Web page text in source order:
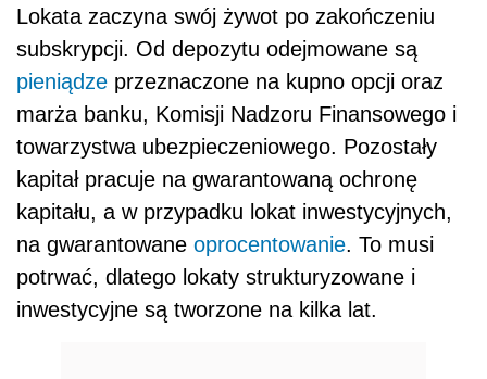
Lokata zaczyna swój żywot po zakończeniu
subskrypcji. Od depozytu odejmowane są
pieniądze przeznaczone na kupno opcji oraz
marża banku, Komisji Nadzoru Finansowego i
towarzystwa ubezpieczeniowego. Pozostały
kapitał pracuje na gwarantowaną ochronę
kapitału, a w przypadku lokat inwestycyjnych,
na gwarantowane oprocentowanie. To musi
potrwać, dlatego lokaty strukturyzowane i
inwestycyjne są tworzone na kilka lat.